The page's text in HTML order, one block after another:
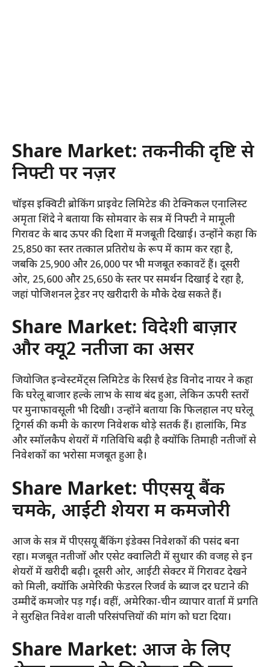
Share Market: तकनीकी दृष्टि से
निफ्टी पर नज़र
चॉइस इक्विटी ब्रोकिंग प्राइवेट लिमिटेड की टेक्निकल एनालिस्ट
अमृता शिंदे ने बताया कि सोमवार के सत्र में निफ्टी ने मामूली
गिरावट के बाद ऊपर की दिशा में मजबूती दिखाई। उन्होंने कहा कि
25,850 का स्तर तत्काल प्रतिरोध के रूप में काम कर रहा है,
जबकि 25,900 और 26,000 पर भी मजबूत रुकावटें हैं। दूसरी
ओर, 25,600 और 25,650 के स्तर पर समर्थन दिखाई दे रहा है,
जहां पोजिशनल ट्रेडर नए खरीदारी के मौके देख सकते हैं।
Share Market: विदेशी बाज़ार
और क्यू2 नतीजों का असर
जियोजित इन्वेस्टमेंट्स लिमिटेड के रिसर्च हेड विनोद नायर ने कहा
कि घरेलू बाजार हल्के लाभ के साथ बंद हुआ, लेकिन ऊपरी स्तरों
पर मुनाफावसूली भी दिखी। उन्होंने बताया कि फिलहाल नए घरेलू
ट्रिगर्स की कमी के कारण निवेशक थोड़े सतर्क हैं। हालांकि, मिड
और स्मॉलकैप शेयरों में गतिविधि बढ़ी है क्योंकि तिमाही नतीजों से
निवेशकों का भरोसा मजबूत हुआ है।
Share Market: पीएसयू बैंक
चमके, आईटी शेयरों में कमजोरी
आज के सत्र में पीएसयू बैंकिंग इंडेक्स निवेशकों की पसंद बना
रहा। मजबूत नतीजों और एसेट क्वालिटी में सुधार की वजह से इन
शेयरों में खरीदी बढ़ी। दूसरी ओर, आईटी सेक्टर में गिरावट देखने
को मिली, क्योंकि अमेरिकी फेडरल रिजर्व के ब्याज दर घटाने की
उम्मीदें कमजोर पड़ गईं। वहीं, अमेरिका-चीन व्यापार वार्ता में प्रगति
ने सुरक्षित निवेश वाली परिसंपत्तियों की मांग को घटा दिया।
Share Market: आज के लिए